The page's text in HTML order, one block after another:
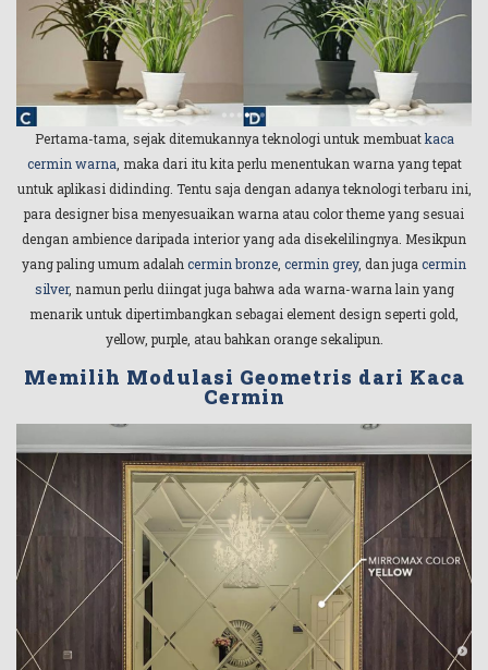
Pertama-tama, sejak ditemukannya teknologi untuk membuatkaca
cermin warna , maka dari itu kita perlu menentukan warna yang tepat
untuk aplikasi didinding. Tentu saja dengan adanya teknologi terbaru ini,
para designer bisa menyesuaikan warna atau color theme yang sesuai
dengan ambience daripada interior yang ada disekelilingnya. Mesikpun
yang paling umum adalah cermin bronze cermin grey, dan juga cermin
silver, namun perlu diingat juga bahwa ada warna-warna lain yang
menarik untuk dipertimbangkan sebagai element design seperti gold,
yellow, purple, atau bahkan orange sekalipun.
Memilih Modulasi Geometris dari Kaca
Cermin